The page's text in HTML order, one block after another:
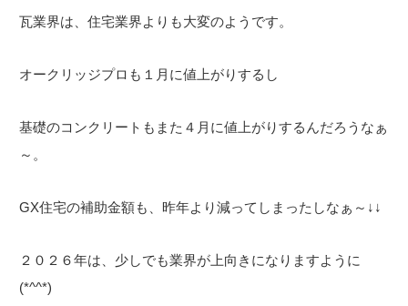
瓦業界は、住宅業界よりも大変のようです。
オークリッジプロも１月に値上がりするし
基礎のコンクリートもまた４月に値上がりするんだろうなぁ
～。
GX住宅の補助金額も、昨年より減ってしまったしなぁ～↓↓
２０２６年は、少しでも業界が上向きになりますように
(*^^*)